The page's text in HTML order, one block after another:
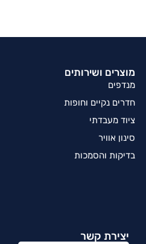
מוצרים ושירותים
מנדפים
חדרים נקיים וחופות
ציוד מעבדתי
סינון אוויר
בדיקות והסמכות
יצירת קשר